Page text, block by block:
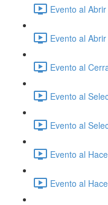
Evento al
Evento al
Evento al
Evento al
Evento al
Evento al
Evento al